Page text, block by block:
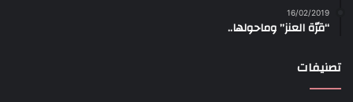
16/02/2019
“قرّة العنز” وماحولها..
تصنيفات